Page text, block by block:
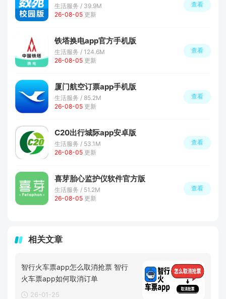
生活服务 / 39.9M
26-08-05 更新
查看
铁塔换电app官方手机版
生活服务 / 124.6M
26-08-05 更新
查看
厦门航空订票app手机版
生活服务 / 85.2M
26-08-05 更新
查看
C20出行城际app安卓版
生活服务 / 53.1M
26-08-05 更新
查看
喜芽胎心监护仪软件官方版
生活服务 / 51.2M
26-08-05 更新
查看
相关文章
智行火车票app怎么取消抢票 智行
火车票app如何取消订单
26-01-25